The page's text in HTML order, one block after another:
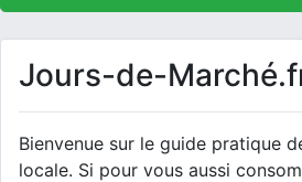
Jours-de-
Bienvenue sur le guide pratique
locale. Si pour vous aussi